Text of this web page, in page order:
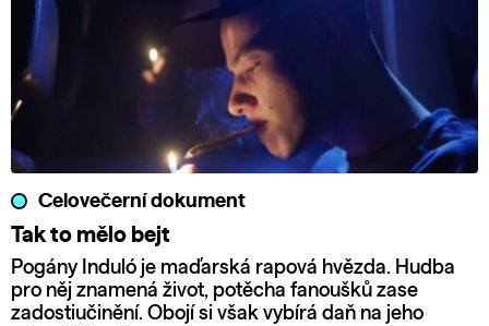
Celovečerní dokument
Tak to mělo bejt
Pogány Induló je maďarská rapová hvězda. Hudba
pro něj znamená život, potěcha fanoušků zase
zadostiučinění. Obojí si však vybírá daň na jeho